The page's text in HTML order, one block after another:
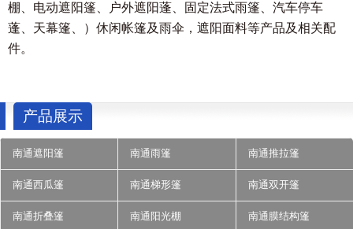
棚、电动遮阳篷、户外遮阳蓬、固定法式雨篷、汽车停车
蓬、天幕篷、）休闲帐篷及雨伞，遮阳面料等产品及相关配
件。
产品展示
南通遮阳篷 南通雨篷 南通推拉篷
南通西瓜篷 南通梯形篷 南通双开篷
南通折叠篷 南通阳光棚 南通膜结构篷